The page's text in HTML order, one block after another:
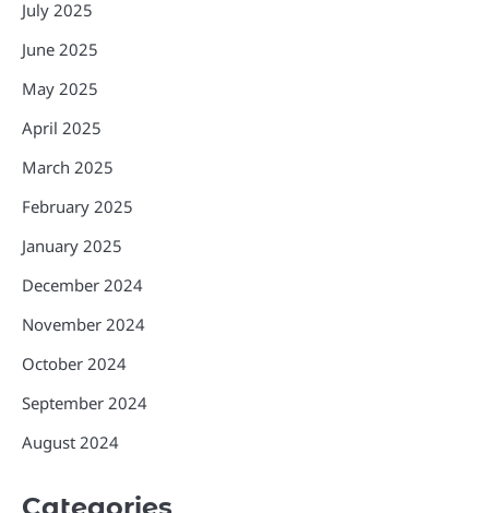
July 2025
June 2025
May 2025
April 2025
March 2025
February 2025
January 2025
December 2024
November 2024
October 2024
September 2024
August 2024